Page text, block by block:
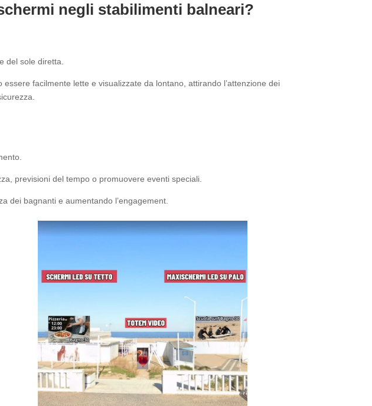
negli stabilimenti balneari?
del sole diretta.
facilmente lette e visualizzate da lontano, attirando l’attenzione dei
previsioni del tempo o promuovere eventi speciali.
dei bagnanti e aumentando l’engagement.